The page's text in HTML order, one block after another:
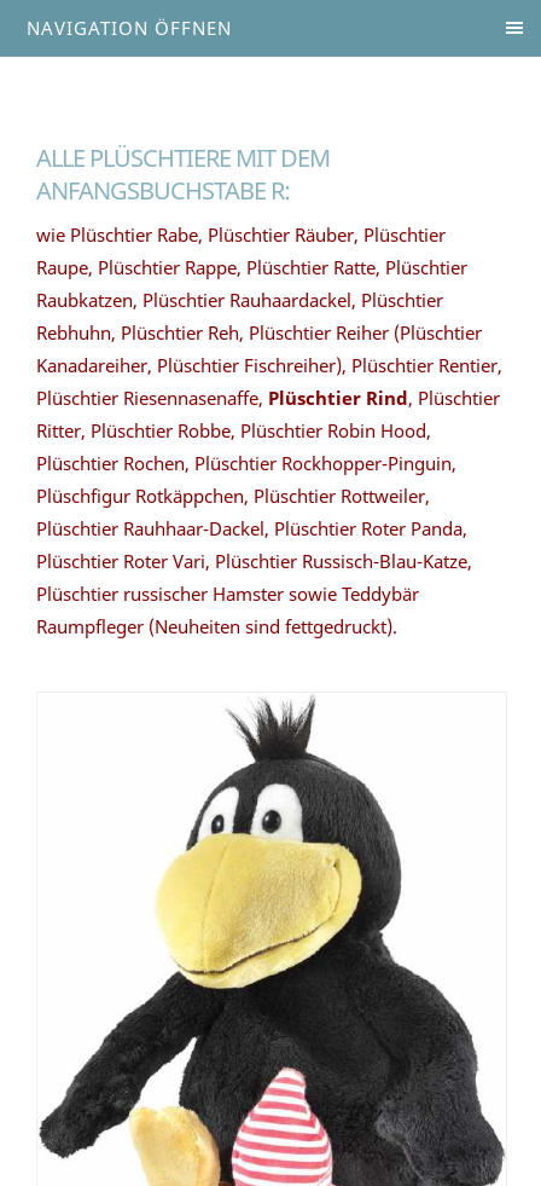
NAVIGATION ÖFFNEN
ALLE PLÜSCHTIERE MIT DEM
ANFANGSBUCHSTABE R:
wie Plüschtier Rabe, Plüschtier Räuber, Plüschtier
Raupe, Plüschtier Rappe, Plüschtier Ratte, Plüschtier
Raubkatzen, Plüschtier Rauhaardackel, Plüschtier
Rebhuhn, Plüschtier Reh, Plüschtier Reiher (Plüschtier
Kanadareiher, Plüschtier Fischreiher), Plüschtier Rentier,
Plüschtier Riesennasenaffe, Plüschtier Rind, Plüschtier
Ritter, Plüschtier Robbe, Plüschtier Robin Hood,
Plüschtier Rochen, Plüschtier Rockhopper-Pinguin,
Plüschfigur Rotkäppchen, Plüschtier Rottweiler,
Plüschtier Rauhhaar-Dackel, Plüschtier Roter Panda,
Plüschtier Roter Vari, Plüschtier Russisch-Blau-Katze,
Plüschtier russischer Hamster sowie Teddybär
Raumpfleger (Neuheiten sind fettgedruckt).